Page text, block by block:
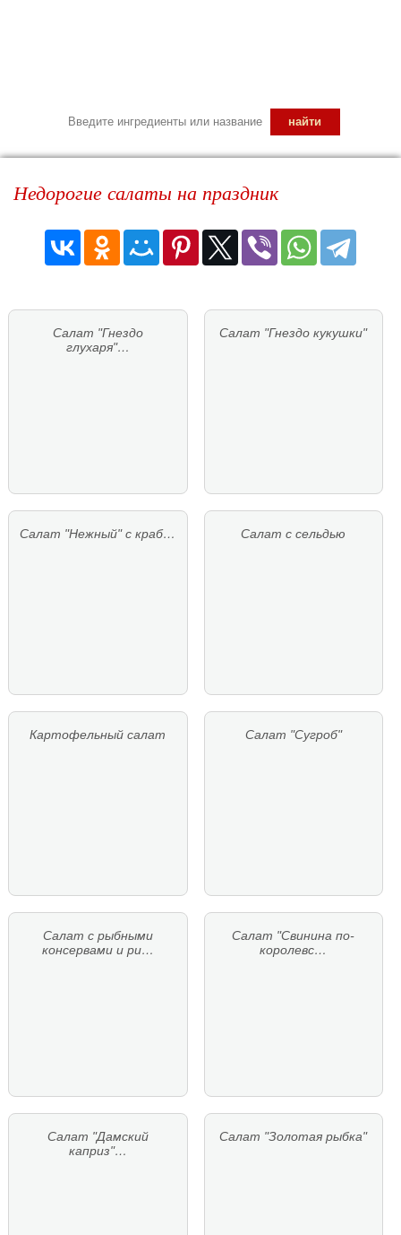
Недорогие салаты на праздник
Салат "Гнездо
глухаря"…
Салат "Гнездо кукушки"
Салат "Нежный" с краб… Салат с сельдью
Картофельный салат Салат "Сугроб"
Салат с рыбными
консервами и ри…
Салат "Свинина по-
королевс…
Салат "Дамский
каприз"…
Салат "Золотая рыбка"